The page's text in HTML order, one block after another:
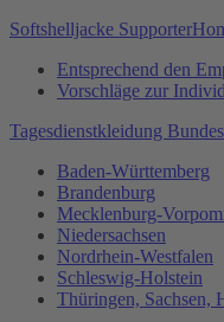
Softshelljacke Supporter
Entsprechend den
Vorschläge zur
Tagesdienstkleidung
Baden-Württemberg
Brandenburg
Mecklenburg-
Niedersachsen
Nordrhein-Westfalen
Schleswig-Holstein
Thüringen, Sachsen,